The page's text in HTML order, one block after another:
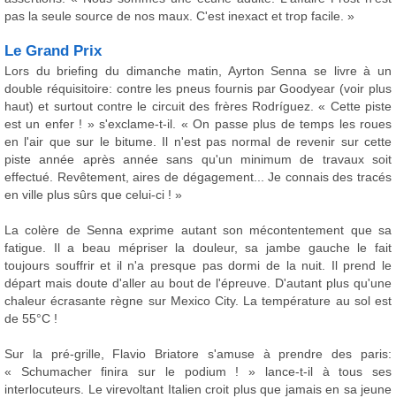
pas la seule source de nos maux. C'est inexact et trop facile. »
Le Grand Prix
Lors du briefing du dimanche matin, Ayrton Senna se livre à un
double réquisitoire: contre les pneus fournis par Goodyear (voir plus
haut) et surtout contre le circuit des frères Rodríguez. « Cette piste
est un enfer ! » s'exclame-t-il. « On passe plus de temps les roues
en l'air que sur le bitume. Il n'est pas normal de revenir sur cette
piste année après année sans qu'un minimum de travaux soit
effectué. Revêtement, aires de dégagement... Je connais des tracés
en ville plus sûrs que celui-ci ! »
La colère de Senna exprime autant son mécontentement que sa
fatigue. Il a beau mépriser la douleur, sa jambe gauche le fait
toujours souffrir et il n'a presque pas dormi de la nuit. Il prend le
départ mais doute d'aller au bout de l'épreuve. D'autant plus qu'une
chaleur écrasante règne sur Mexico City. La température au sol est
de 55°C !
Sur la pré-grille, Flavio Briatore s'amuse à prendre des paris:
« Schumacher finira sur le podium ! » lance-t-il à tous ses
interlocuteurs. Le virevoltant Italien croit plus que jamais en sa jeune